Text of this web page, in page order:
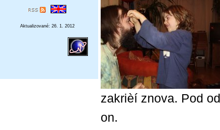
Aktualizované: 26. 1. 2012
zakrièí znova. Pod
on.